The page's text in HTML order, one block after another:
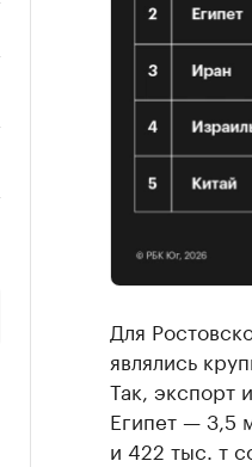
Для
являлись
Так, экспорт
Египет — 3,5
и 422 тыс. т